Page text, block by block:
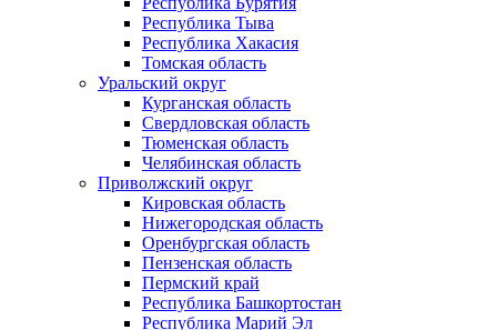
Республика Тыва
Республика Хакасия
Томская область
Уральский округ
Курганская область
Свердловская область
Тюменская область
Челябинская область
Приволжский округ
Кировская область
Нижегородская область
Оренбургская область
Пензенская область
Пермский край
Республика Башкортостан
Республика Марий Эл